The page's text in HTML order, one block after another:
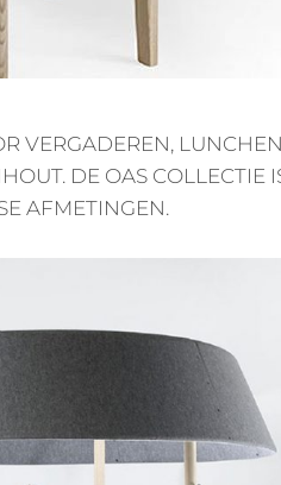
VERGADEREN,
DE OAS COLLECTIE
AFMETINGEN.